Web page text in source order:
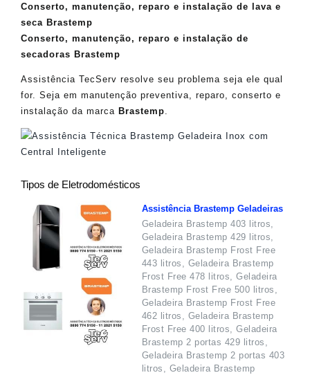
Conserto, manutenção, reparo e instalação de lava e
seca Brastemp
Conserto, manutenção, reparo e instalação de
secadoras Brastemp
Assistência TecServ resolve seu problema seja ele qual
for. Seja em manutenção preventiva, reparo, conserto e
instalação da marca Brastemp
Tipos de Eletrodomésticos
Assistência Brastemp Geladeiras
Geladeira Brastemp 403 litros,
Geladeira Brastemp 429 litros,
Geladeira Brastemp Frost Free
443 litros, Geladeira Brastemp
Frost Free 478 litros, Geladeira
Brastemp Frost Free 500 litros,
Geladeira Brastemp Frost Free
462 litros, Geladeira Brastemp
Frost Free 400 litros, Geladeira
Brastemp 2 portas 429 litros,
Geladeira Brastemp 2 portas 403
litros, Geladeira Brastemp